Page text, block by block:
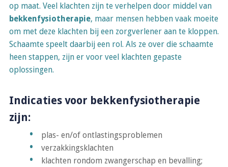
op maat. Veel klachten zijn te verhelpen door middel van
bekkenfysiotherapie, maar mensen hebben vaak moeite
om met deze klachten bij een zorgverlener aan te kloppen.
Schaamte speelt daarbij een rol. Als ze over die schaamte
heen stappen, zijn er voor veel klachten gepaste
oplossingen.
Indicaties voor bekkenfysiotherapie
zijn:
plas- en/of ontlastingsproblemen
verzakkingsklachten
klachten rondom zwangerschap en bevalling;